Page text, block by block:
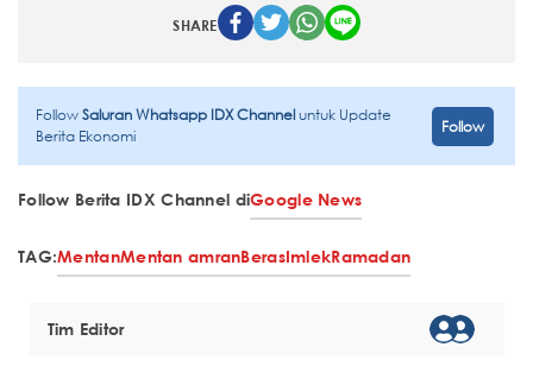
SHARE
FollowSaluran Whatsapp IDX Channeluntuk Update
Berita Ekonomi
Follow
Follow Berita IDX Channel diGoogle News
TAG:MentanMentan amranBerasImlekRamadan
Tim Editor